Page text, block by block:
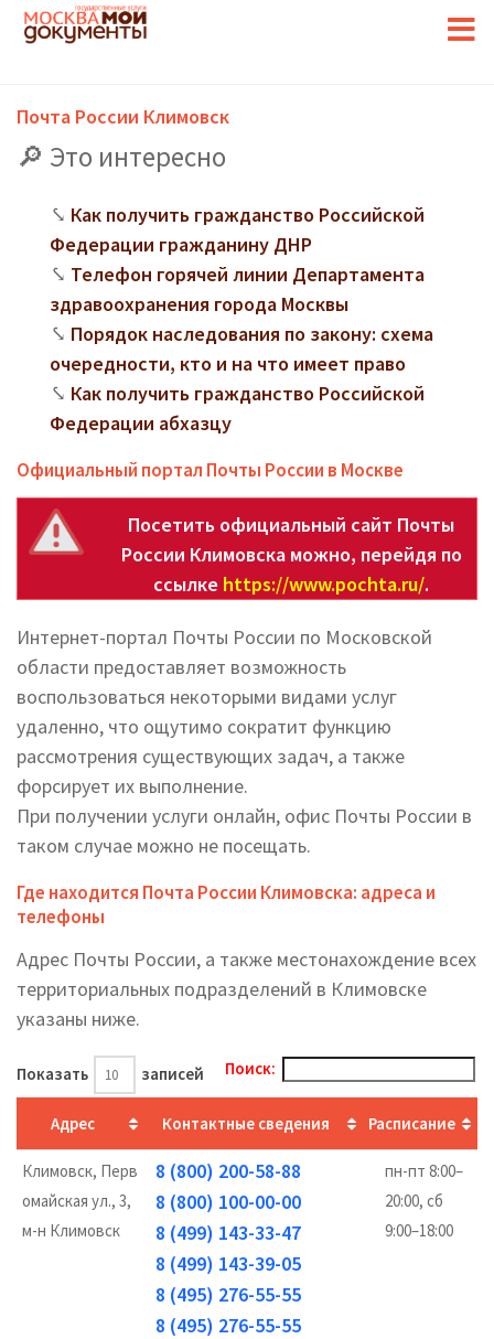
Почта России Климовск
Это интересно
Как получить гражданство Российской
Федерации гражданину ДНР
Телефон горячей линии Департамента
здравоохранения города Москвы
Порядок наследования по закону: схема
очередности, кто и на что имеет право
Как получить гражданство Российской
Федерации абхазцу
Официальный портал Почты России в Москве
Посетить официальный сайт Почты
России Климовска можно, перейдя по
ссылке https://www.pochta.ru/.
Интернет-портал Почты России по Московской
области предоставляет возможность
воспользоваться некоторыми видами услуг
удаленно, что ощутимо сократит функцию
рассмотрения существующих задач, а также
форсирует их выполнение.
При получении услуги онлайн, офис Почты России в
таком случае можно не посещать.
Где находится Почта России Климовска: адреса и
телефоны
Адрес Почты России, а также местонахождение всех
территориальных подразделений в Климовске
указаны ниже.
Показать записей Поиск:
Адрес Контактные сведения Расписание
Климовск, Перв
омайская ул., 3,
м-н Климовск
8 (800) 200-58-88
8 (800) 100-00-00
8 (499) 143-33-47
8 (499) 143-39-05
8 (495) 276-55-55
8 (495) 276-55-55
пн-пт 8:00–
20:00, сб
9:00–18:00